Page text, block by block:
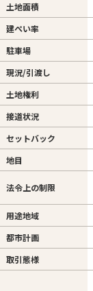
土地面積
建ぺい率
駐車場
現況/引渡し
土地権利
接道状況
セットバック
地目
法令上の制限
用途地域
都市計画
取引態様